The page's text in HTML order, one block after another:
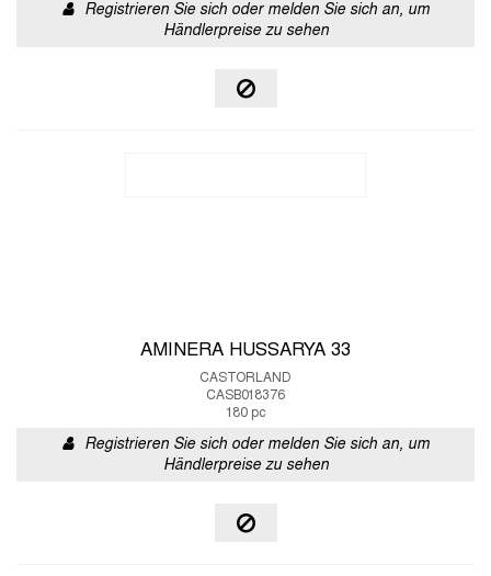
Registrieren Sie sich oder melden Sie sich an, um
Händlerpreise zu sehen
AMINERA HUSSARYA 33
CASTORLAND
CASB018376
180 pc
Registrieren Sie sich oder melden Sie sich an, um
Händlerpreise zu sehen